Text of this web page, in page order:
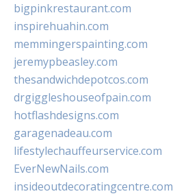
bigpinkrestaurant.com
inspirehuahin.com
memmingerspainting.com
jeremypbeasley.com
thesandwichdepotcos.com
drgiggleshouseofpain.com
hotflashdesigns.com
garagenadeau.com
lifestylechauffeurservice.com
EverNewNails.com
insideoutdecoratingcentre.com